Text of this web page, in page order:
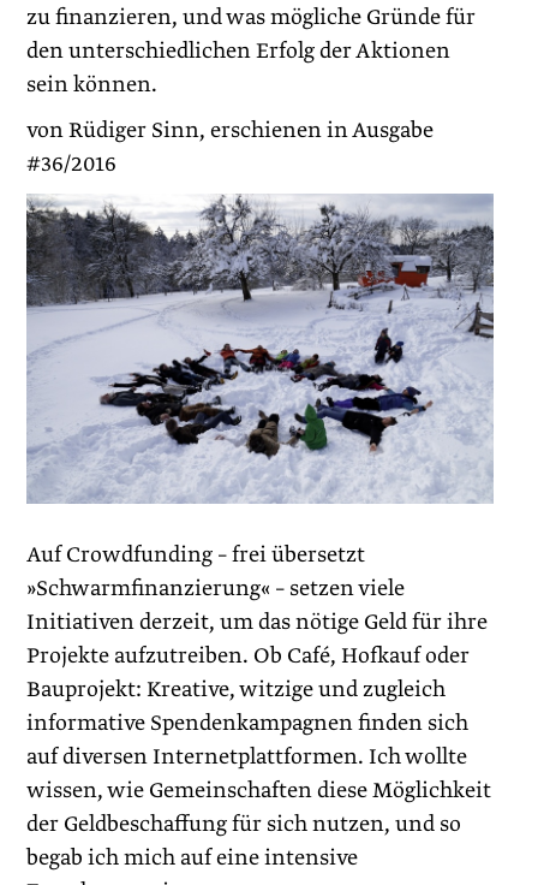
zu finanzieren, und was mögliche Gründe für
den unterschiedlichen Erfolg der Aktionen
sein können.
von Rüdiger Sinn, erschienen in Ausgabe
#36/2016
Auf Crowdfunding – frei übersetzt
»Schwarmfinanzierung« – setzen viele
Initiativen derzeit, um das nötige Geld für ihre
Projekte aufzutreiben. Ob Café, Hofkauf oder
Bauprojekt: Kreative, witzige und zugleich
informative Spendenkampagnen finden sich
auf diversen Internetplattformen. Ich wollte
wissen, wie Gemeinschaften diese Möglichkeit
der Geldbeschaffung für sich nutzen, und so
begab ich mich auf eine intensive